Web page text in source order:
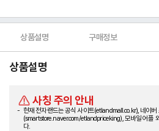
상품설명 구매정보
상품설명
사칭 주의 안내
현재 전자랜드는 공식 사이트(etlandmall.co.kr), 네이버
(smartstore.naver.com/etlandpriceking), 모바일 어플
다.